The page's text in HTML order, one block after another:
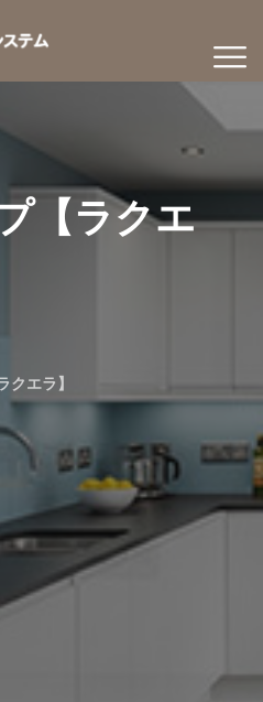
【ラクエ
クエラ】